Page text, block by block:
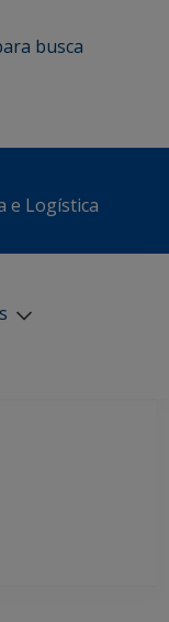
busca
e Logística